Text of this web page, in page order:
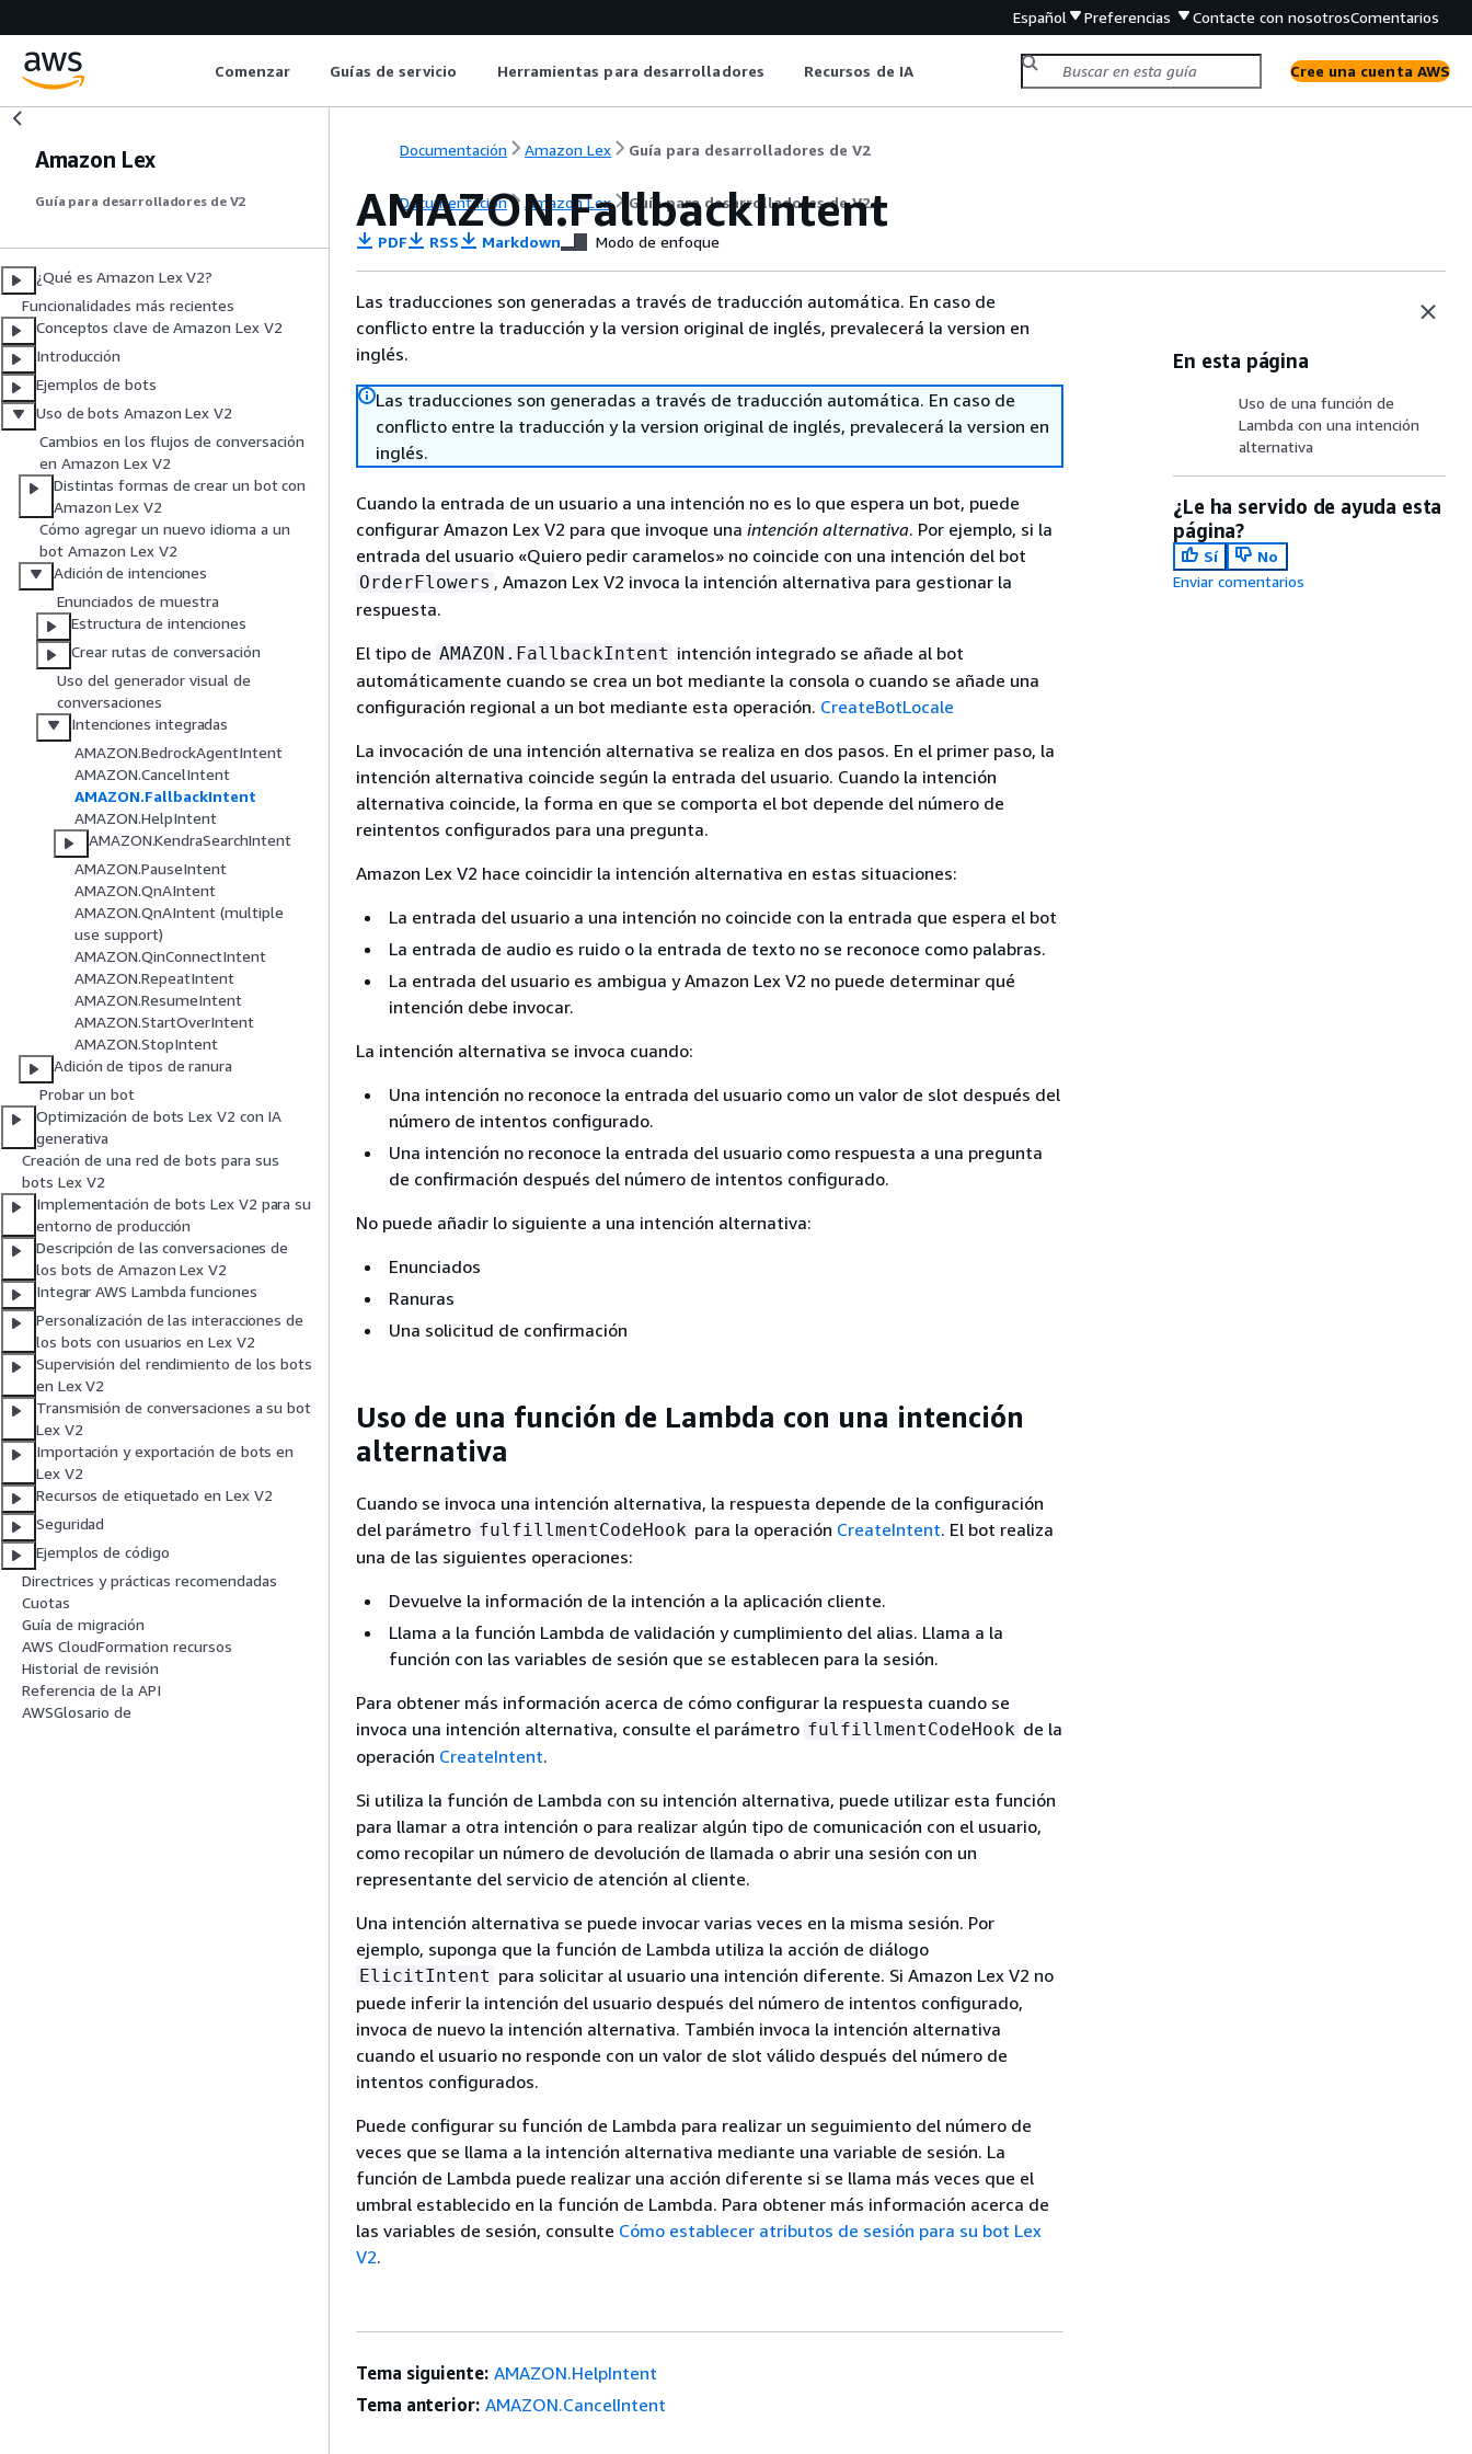
Español Preferencias Contacte con nosotrosComentarios
Comenzar Guías de servicio Herramientas para desarrolladores Recursos de IA Cree una cuenta AWS
Amazon Lex
Guía para desarrolladores de V2
¿Qué es Amazon Lex V2?
Funcionalidades más recientes
Conceptos clave de Amazon Lex V2
Introducción
Ejemplos de bots
Uso de bots Amazon Lex V2
Cambios en los flujos de conversación
en Amazon Lex V2
Distintas formas de crear un bot con
Amazon Lex V2
Cómo agregar un nuevo idioma a un
bot Amazon Lex V2
Adición de intenciones
Enunciados de muestra
Estructura de intenciones
Crear rutas de conversación
Uso del generador visual de
conversaciones
Intenciones integradas
AMAZON.BedrockAgentIntent
AMAZON.CancelIntent
AMAZON.FallbackIntent
AMAZON.HelpIntent
AMAZON.KendraSearchIntent
AMAZON.PauseIntent
AMAZON.QnAIntent
AMAZON.QnAIntent (multiple
use support)
AMAZON.QinConnectIntent
AMAZON.RepeatIntent
AMAZON.ResumeIntent
AMAZON.StartOverIntent
AMAZON.StopIntent
Adición de tipos de ranura
Probar un bot
Optimización de bots Lex V2 con IA
generativa
Creación de una red de bots para sus
bots Lex V2
Implementación de bots Lex V2 para su
entorno de producción
Descripción de las conversaciones de
los bots de Amazon Lex V2
Integrar AWS Lambda funciones
Personalización de las interacciones de
los bots con usuarios en Lex V2
Supervisión del rendimiento de los bots
en Lex V2
Transmisión de conversaciones a su bot
Lex V2
Importación y exportación de bots en
Lex V2
Recursos de etiquetado en Lex V2
Seguridad
Ejemplos de código
Directrices y prácticas recomendadas
Cuotas
Guía de migración
AWS CloudFormation recursos
Historial de revisión
Referencia de la API
AWSGlosario de
Documentación Amazon Lex Guía para desarrolladores de V2
Documentación Amazon Lex Guía para desarrolladores de V2
AMAZON.FallbackIntent
PDF RSS Markdown Modo de enfoque
Las traducciones son generadas a través de traducción automática. En caso de
conflicto entre la traducción y la version original de inglés, prevalecerá la version en
inglés.
Las traducciones son generadas a través de traducción automática. En caso de
conflicto entre la traducción y la version original de inglés, prevalecerá la version en
inglés.
Cuando la entrada de un usuario a una intención no es lo que espera un bot, puede
configurar Amazon Lex V2 para que invoque una intención alternativa. Por ejemplo, si la
entrada del usuario «Quiero pedir caramelos» no coincide con una intención del bot
OrderFlowers , Amazon Lex V2 invoca la intención alternativa para gestionar la
respuesta.
El tipo de AMAZON.FallbackIntent intención integrado se añade al bot
automáticamente cuando se crea un bot mediante la consola o cuando se añade una
configuración regional a un bot mediante esta operación. CreateBotLocale
La invocación de una intención alternativa se realiza en dos pasos. En el primer paso, la
intención alternativa coincide según la entrada del usuario. Cuando la intención
alternativa coincide, la forma en que se comporta el bot depende del número de
reintentos configurados para una pregunta.
Amazon Lex V2 hace coincidir la intención alternativa en estas situaciones:
La entrada del usuario a una intención no coincide con la entrada que espera el bot
La entrada de audio es ruido o la entrada de texto no se reconoce como palabras.
La entrada del usuario es ambigua y Amazon Lex V2 no puede determinar qué
intención debe invocar.
La intención alternativa se invoca cuando:
Una intención no reconoce la entrada del usuario como un valor de slot después del
número de intentos configurado.
Una intención no reconoce la entrada del usuario como respuesta a una pregunta
de confirmación después del número de intentos configurado.
No puede añadir lo siguiente a una intención alternativa:
Enunciados
Ranuras
Una solicitud de confirmación
Uso de una función de Lambda con una intención
alternativa
Cuando se invoca una intención alternativa, la respuesta depende de la configuración
del parámetro fulfillmentCodeHook para la operación CreateIntent. El bot realiza
una de las siguientes operaciones:
Devuelve la información de la intención a la aplicación cliente.
Llama a la función Lambda de validación y cumplimiento del alias. Llama a la
función con las variables de sesión que se establecen para la sesión.
Para obtener más información acerca de cómo configurar la respuesta cuando se
invoca una intención alternativa, consulte el parámetro fulfillmentCodeHook de la
operación CreateIntent.
Si utiliza la función de Lambda con su intención alternativa, puede utilizar esta función
para llamar a otra intención o para realizar algún tipo de comunicación con el usuario,
como recopilar un número de devolución de llamada o abrir una sesión con un
representante del servicio de atención al cliente.
Una intención alternativa se puede invocar varias veces en la misma sesión. Por
ejemplo, suponga que la función de Lambda utiliza la acción de diálogo
ElicitIntent para solicitar al usuario una intención diferente. Si Amazon Lex V2 no
puede inferir la intención del usuario después del número de intentos configurado,
invoca de nuevo la intención alternativa. También invoca la intención alternativa
cuando el usuario no responde con un valor de slot válido después del número de
intentos configurados.
Puede configurar su función de Lambda para realizar un seguimiento del número de
veces que se llama a la intención alternativa mediante una variable de sesión. La
función de Lambda puede realizar una acción diferente si se llama más veces que el
umbral establecido en la función de Lambda. Para obtener más información acerca de
las variables de sesión, consulte Cómo establecer atributos de sesión para su bot Lex
V2.
En esta página
Uso de una función de
Lambda con una intención
alternativa
¿Le ha servido de ayuda esta
página?
Sí
No
Enviar comentarios
Tema siguiente: AMAZON.HelpIntent
Tema anterior: AMAZON.CancelIntent